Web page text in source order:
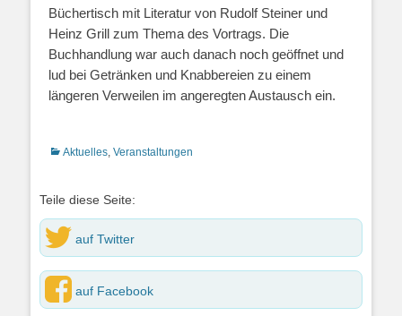
Büchertisch mit Literatur von Rudolf Steiner und
Heinz Grill zum Thema des Vortrags. Die
Buchhandlung war auch danach noch geöffnet und
lud bei Getränken und Knabbereien zu einem
längeren Verweilen im angeregten Austausch ein.
Kategorien
Aktuelles, Veranstaltungen
Teile diese Seite:
auf Twitter
auf Facebook